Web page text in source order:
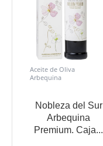
Aceite de Oliva
Arbequina
Nobleza del Sur
Arbequina
Premium. Caja...